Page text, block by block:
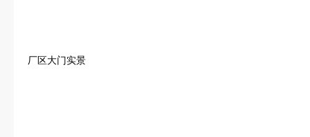
厂区大门实景